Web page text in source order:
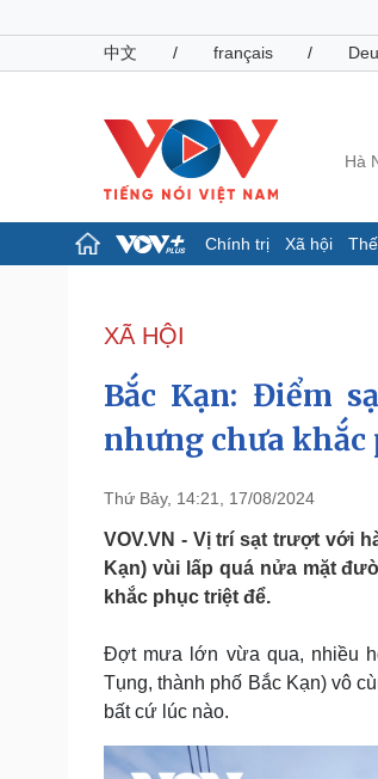
中文
/ français /
Hà
Chính trị Xã hội
Đảng
Tổ chức nhân sự
Quốc hội
Nhận diện sự thật
Pháp luật
Tin nóng
Tư vấn luật
Sức khỏe
Dinh dưỡng - món ngon
Cây thuốc
Sản phụ khoa
Nhi khoa
Đời
XÃ HỘI
Bắc Kạn: Điểm
nhưng chưa khắc
Thứ Bảy, 14:21, 17/08/2024
VOV.VN - Vị trí sạt trượt với
Kạn) vùi lấp quá nửa mặt
khắc phục triệt để.
Đợt mưa lớn vừa qua, nhiều
Tụng, thành phố Bắc Kạn) vô
bất cứ lúc nào.